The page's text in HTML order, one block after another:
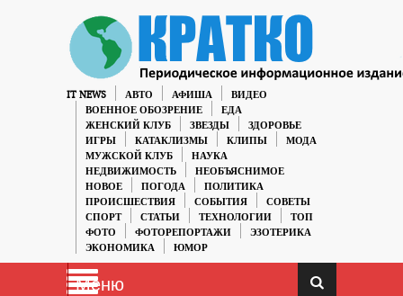
IT NEWS АВТО АФИША
ВИДЕО
ВОЕННОЕ ОБОЗРЕНИЕ
ЕДА
ЖЕНСКИЙ КЛУБ
ЗВЕЗДЫ
ЗДОРОВЬЕ
ИГРЫ
КАТАКЛИЗМЫ КЛИПЫ
МОДА
МУЖСКОЙ КЛУБ
НАУКА
НЕДВИЖИМОСТЬ
НЕОБЪЯСНИМОЕ
НОВОЕ
ПОГОДА
ПОЛИТИКА
ПРОИСШЕСТВИЯ
СОБЫТИЯ
СОВЕТЫ
СПОРТ
СТАТЬИ ТЕХНОЛОГИИ
ТОП
ФОТО
ФОТОРЕПОРТАЖИ
ЭЗОТЕРИКА
ЭКОНОМИКА
ЮМОР
Меню